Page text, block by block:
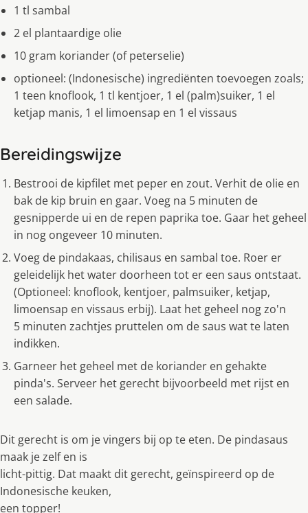
1 tl sambal
2 el plantaardige olie
10 gram koriander (of peterselie)
optioneel: (Indonesische) ingrediënten toevoegen zoals;
1 teen knoflook, 1 tl kentjoer, 1 el (palm)suiker, 1 el
ketjap manis, 1 el limoensap en 1 el vissaus
Bereidingswijze
Bestrooi de kipfilet met peper en zout. Verhit de olie en
bak de kip bruin en gaar. Voeg na 5 minuten de
gesnipperde ui en de repen paprika toe. Gaar het geheel
in nog ongeveer 10 minuten.
Voeg de pindakaas, chilisaus en sambal toe. Roer er
geleidelijk het water doorheen tot er een saus ontstaat.
(Optioneel: knoflook, kentjoer, palmsuiker, ketjap,
limoensap en vissaus erbij). Laat het geheel nog zo'n
5 minuten zachtjes pruttelen om de saus wat te laten
indikken.
Garneer het geheel met de koriander en gehakte
pinda's. Serveer het gerecht bijvoorbeeld met rijst en
een salade.
Dit gerecht is om je vingers bij op te eten. De pindasaus
maak je zelf en is
licht-pittig. Dat maakt dit gerecht, geïnspireerd op de
Indonesische keuken,
een topper!